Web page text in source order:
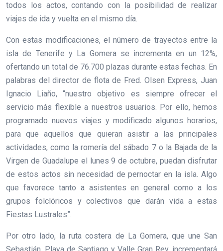
todos los actos, contando con la posibilidad de realizar
viajes de ida y vuelta en el mismo día.
Con estas modificaciones, el número de trayectos entre la
isla de Tenerife y La Gomera se incrementa en un 12%,
ofertando un total de 76.700 plazas durante estas fechas. En
palabras del director de flota de Fred. Olsen Express, Juan
Ignacio Liaño, “nuestro objetivo es siempre ofrecer el
servicio más flexible a nuestros usuarios. Por ello, hemos
programado nuevos viajes y modificado algunos horarios,
para que aquellos que quieran asistir a las principales
actividades, como la romería del sábado 7 o la Bajada de la
Virgen de Guadalupe el lunes 9 de octubre, puedan disfrutar
de estos actos sin necesidad de pernoctar en la isla. Algo
que favorece tanto a asistentes en general como a los
grupos folclóricos y colectivos que darán vida a estas
Fiestas Lustrales”.
Por otro lado, la ruta costera de La Gomera, que une San